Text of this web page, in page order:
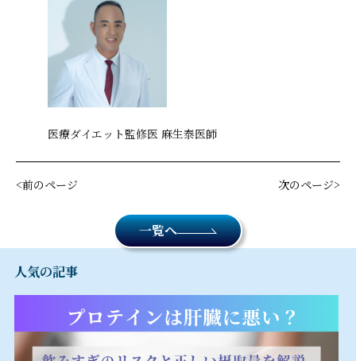
医療ダイエット監修医 麻生泰医師
前のページ 次のページ
一覧へ
人気の記事